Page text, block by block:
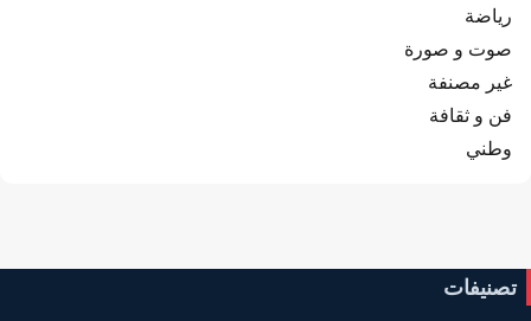
رياضة
صوت و صورة
غير مصنفة
فن و ثقافة
وطني
تصنيفات